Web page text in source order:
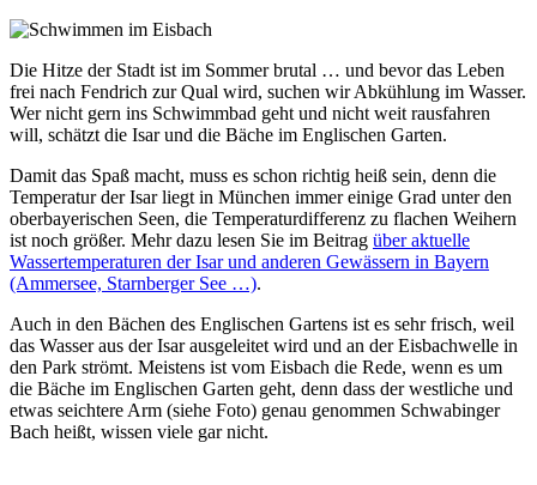
Die Hitze der Stadt ist im Sommer brutal … und bevor das Leben
frei nach Fendrich zur Qual wird, suchen wir Abkühlung im Wasser.
Wer nicht gern ins Schwimmbad geht und nicht weit rausfahren
will, schätzt die Isar und die Bäche im Englischen Garten.
Damit das Spaß macht, muss es schon richtig heiß sein, denn die
Temperatur der Isar liegt in München immer einige Grad unter den
oberbayerischen Seen, die Temperaturdifferenz zu flachen Weihern
ist noch größer. Mehr dazu lesen Sie im Beitrag über aktuelle
Wassertemperaturen der Isar und anderen Gewässern in Bayern
(Ammersee, Starnberger See …).
Auch in den Bächen des Englischen Gartens ist es sehr frisch, weil
das Wasser aus der Isar ausgeleitet wird und an der Eisbachwelle in
den Park strömt. Meistens ist vom Eisbach die Rede, wenn es um
die Bäche im Englischen Garten geht, denn dass der westliche und
etwas seichtere Arm (siehe Foto) genau genommen Schwabinger
Bach heißt, wissen viele gar nicht.